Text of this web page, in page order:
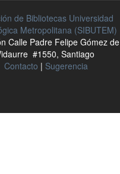
de Bibliotecas Universidad
Metropolitana (SIBUTEM)
Calle Padre Felipe Gómez de
#1550, Santiago
Contacto | Sugerencia